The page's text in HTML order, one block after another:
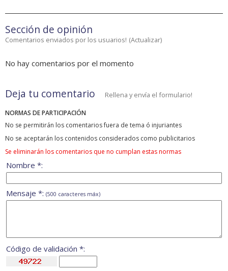
Sección de opinión
Comentarios enviados por los usuarios! (Actualizar)
No hay comentarios por el momento
Deja tu comentario Rellena y envía el formulario!
NORMAS DE PARTICIPACIÓN
No se permitirán los comentarios fuera de tema ó injuriantes
No se aceptarán los contenidos considerados como publicitarios
Se eliminarán los comentarios que no cumplan estas normas
Nombre *:
Mensaje *: (500 caracteres máx)
Código de validación *: